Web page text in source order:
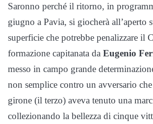
Saronno perché il ritorno, in
giugno a Pavia, si giocherà all’aperto
superficie che potrebbe penalizzare il
formazione capitanata da Eugenio
messo in campo grande
non semplice contro un avversario
girone (il terzo) aveva tenuto una
collezionando la bellezza di cinque